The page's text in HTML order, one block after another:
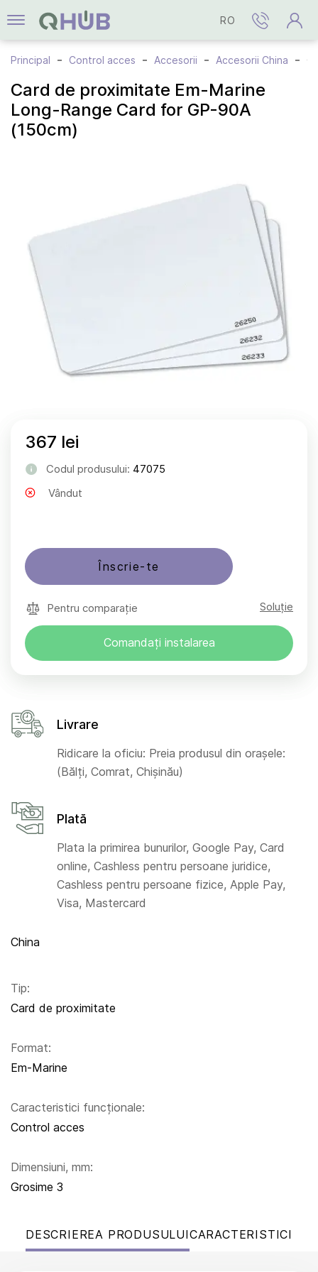
RO
Principal Control acces Accesorii Accesorii China
Card de proximitate Em-Marine
Long-Range Card for GP-90A
(150cm)
China
Tip:
Card de proximitate
Format:
Em-Marine
Caracteristici funcționale:
Control acces
Dimensiuni, mm:
Grosime 3
367 lei
Codul produsului: 47075
Vândut
Înscrie-te
Pentru comparație Soluție
Comandați instalarea
Livrare
Ridicare la oficiu: Preia produsul din orașele:
(Bălți, Comrat, Chișinău)
Plată
Plata la primirea bunurilor, Google Pay, Card
online, Cashless pentru persoane juridice,
Cashless pentru persoane fizice, Apple Pay,
Visa, Mastercard
DESCRIEREA PRODUSULUICARACTERISTICI